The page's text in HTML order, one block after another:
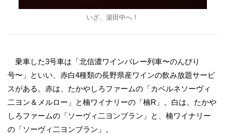
いざ、湯田中へ！
乗車した3号車は「北信濃ワインバレー列車〜のんびり
号〜」といい、赤白4種類の長野県産ワインの飲み放題サービ
スがある。赤は、たかやしろファームの「カベルネソーヴィ
二ヨン＆メルロー」と楠ワイナリーの「楠R」。白は、たかや
しろファームの「ソーヴィ二ヨンブラン」と、楠ワイナリー
の「ソーヴィ二ヨンブラン」。